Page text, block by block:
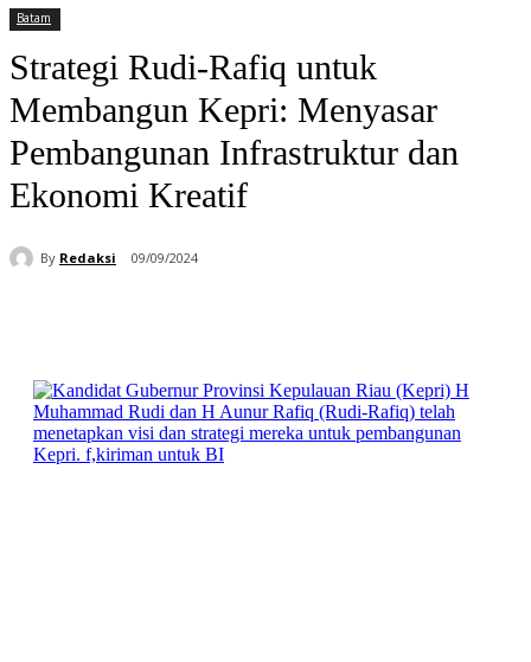
Batam
Strategi Rudi-Rafiq untuk
Membangun Kepri: Menyasar
Pembangunan Infrastruktur dan
Ekonomi Kreatif
By Redaksi 09/09/2024